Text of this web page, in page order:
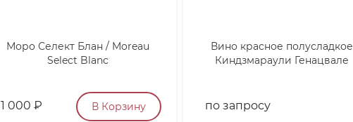
Моро Селект Блан / Moreau
Select Blanc
1 000 ₽ В Корзину
Вино красное полусладкое
Киндзмараули Генацвале
по запросу